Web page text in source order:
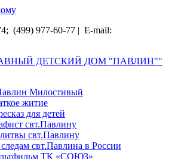
(499) 977-60-77 | E-mail:
ДЕТСКИЙ ДОМ "ПАВЛИН""
Милостивый
житие
для детей
свт.Павлину
свт.Павлину
свт.Павлина в России
ТК «СОЮЗ»